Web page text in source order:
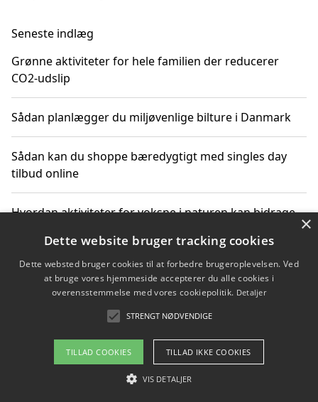
Seneste indlæg
Grønne aktiviteter for hele familien der reducerer
CO2-udslip
Sådan planlægger du miljøvenlige bilture i Danmark
Sådan kan du shoppe bæredygtigt med singles day
tilbud online
Hvordan aktiviteter for voksne i naturen kan bidrage
Sådan planlægger du dine vigtige datoer for CO2-
reduktion
Copyright 2026 - Pilanto Aps
Om / kontakt
×
Dette website bruger tracking cookies
Dette websted bruger cookies til at forbedre brugeroplevelsen. Ved
at bruge vores hjemmeside accepterer du alle cookies i
overensstemmelse med vores cookiepolitik. Detaljer
STRENGT NØDVENDIGE
TILLAD COOKIES TILLAD IKKE COOKIES
VIS DETALJER